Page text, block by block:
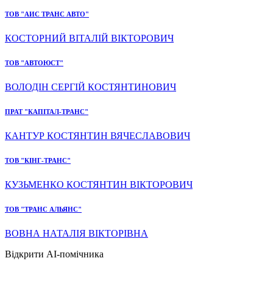
ТОВ "АИС ТРАНС АВТО"
КОСТОРНИЙ ВІТАЛІЙ ВІКТОРОВИЧ
ТОВ "АВТОЮСТ"
ВОЛОДІН СЕРГІЙ КОСТЯНТИНОВИЧ
ПРАТ "КАПІТАЛ-ТРАНС"
КАНТУР КОСТЯНТИН ВЯЧЕСЛАВОВИЧ
ТОВ "КІНГ-ТРАНС"
КУЗЬМЕНКО КОСТЯНТИН ВІКТОРОВИЧ
ТОВ "ТРАНС АЛЬЯНС"
ВОВНА НАТАЛІЯ ВІКТОРІВНА
Відкрити AI-помічника